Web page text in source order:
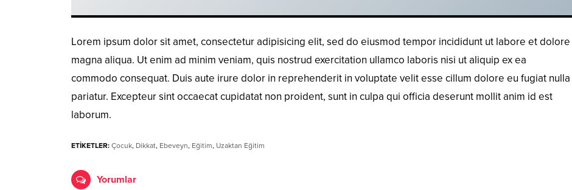
Lorem ipsum dolor sit amet, consectetur adipisicing elit, sed do eiusmod tempor incididunt ut labore et dolore
magna aliqua. Ut enim ad minim veniam, quis nostrud exercitation ullamco laboris nisi ut aliquip ex ea
commodo consequat. Duis aute irure dolor in reprehenderit in voluptate velit esse cillum dolore eu fugiat nulla
pariatur. Excepteur sint occaecat cupidatat non proident, sunt in culpa qui officia deserunt mollit anim id est
laborum.
ETİKETLER: Çocuk, Dikkat, Ebeveyn, Eğitim, Uzaktan Eğitim
Yorumlar